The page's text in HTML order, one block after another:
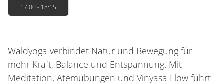
17:00 - 18:15
Waldyoga verbindet Natur und Bewegung für
mehr Kraft, Balance und Entspannung. Mit
Meditation, Atemübungen und Vinyasa Flow führt